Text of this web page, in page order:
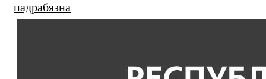
падрабязна